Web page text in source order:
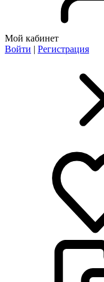
Мой кабинет
Войти | Регистрация